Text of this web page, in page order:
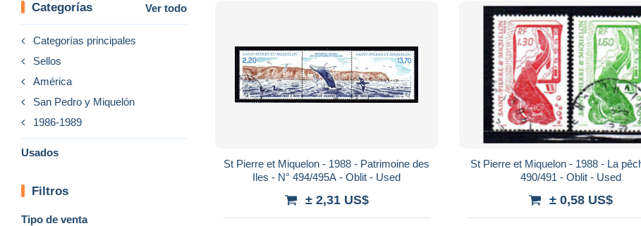
Categorías Ver todo
Categorías principales
Sellos
América
San Pedro y Miquelón
1986-1989
Usados
Filtros
Tipo de venta
St Pierre et Miquelon - 1988 - Patrimoine des
Iles - N° 494/495A - Oblit - Used
± 2,31 US$
St Pierre et Miquelon - 1988 - La pêche - N°
490/491 - Oblit - Used
± 0,58 US$